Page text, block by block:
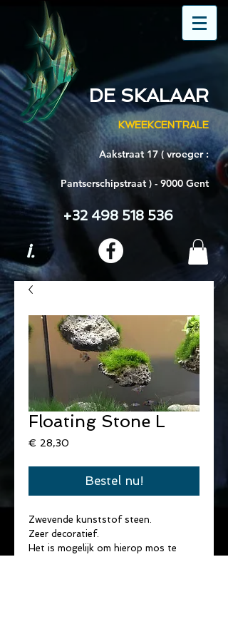
DE SKALAAR
KWEEKCENTRALE
Aakstraat 17 ( vroeger :
Pantserschipstraat ) - 9000 Gent
+32 498 518 536
i.
Floating Stone L
€ 28,30
Bestel nu!
Zwevende kunststof steen.
Zeer decoratief.
Het is mogelijk om hierop mos te